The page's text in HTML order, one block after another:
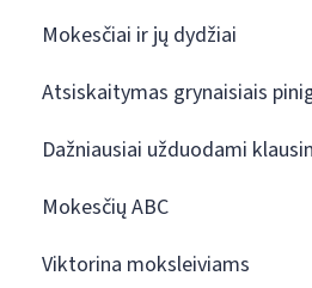
Mokesčiai ir jų dydžiai
Atsiskaitymas grynaisiais
Dažniausiai užduodami
Mokesčių ABC
Viktorina moksleiviams